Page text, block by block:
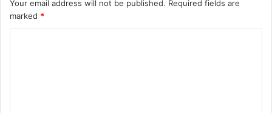
Your email address will not be published. Required fields are
marked *